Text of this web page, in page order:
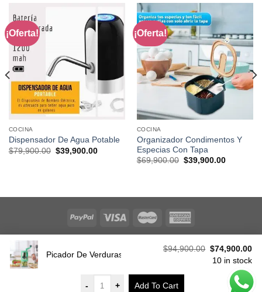
Picador De Verduras + Silicon Eggs
$94,900.00 Original
price
$94,900.00.
$74,900.00
10 in stock
- + Add To Cart
¡Oferta!
COCINA
Dispensador De Agua Potable
$79,900.00 Original
price
$39,900.00Current
¡Oferta!
COCINA
Organizador Condimentos Y
Especias Con Tapa
$69,900.00 Original
$39,900.00Current
Copyright 2026 Aceptamos todo tipo de pago, a traves de
Mercado Pago o pago contra entrega.